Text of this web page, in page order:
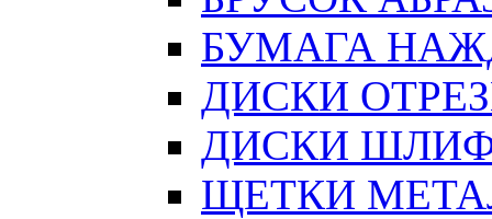
БУМАГА
ДИСКИ
ДИСКИ
ЩЕТКИ